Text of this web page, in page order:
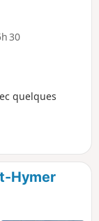
30
quelques
Hymer